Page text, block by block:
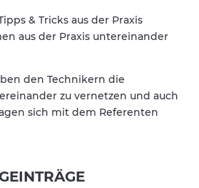
& Tricks aus der Praxis
aus der Praxis untereinander
den Technikern die
zu vernetzen und auch
sich mit dem Referenten